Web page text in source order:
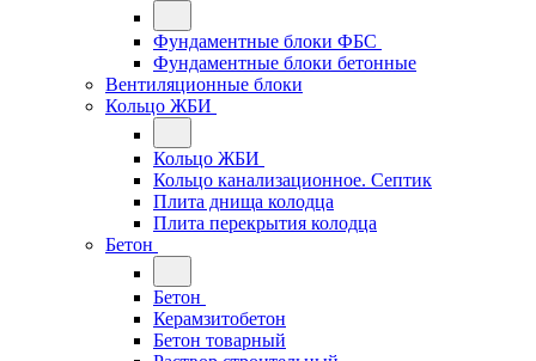
Фундаментные блоки ФБС
Фундаментные блоки бетонные
Вентиляционные блоки
Кольцо ЖБИ
Кольцо ЖБИ
Кольцо канализационное. Септик
Плита днища колодца
Плита перекрытия колодца
Бетон
Бетон
Керамзитобетон
Бетон товарный